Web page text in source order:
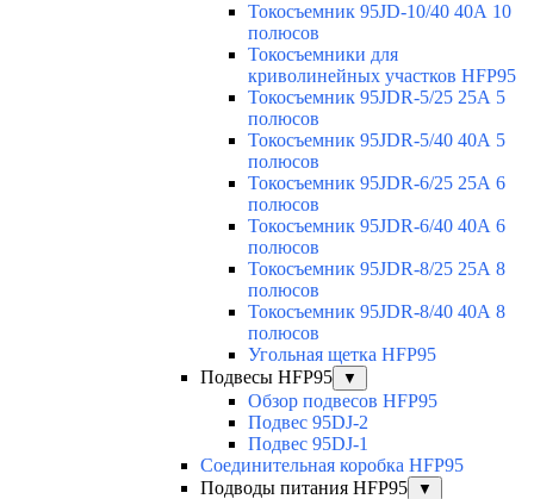
Токосъемник 95JD-10/40 40А 10
полюсов
Токосъемники для
криволинейных участков HFP95
Токосъемник 95JDR-5/25 25А 5
полюсов
Токосъемник 95JDR-5/40 40А 5
полюсов
Токосъемник 95JDR-6/25 25А 6
полюсов
Токосъемник 95JDR-6/40 40А 6
полюсов
Токосъемник 95JDR-8/25 25А 8
полюсов
Токосъемник 95JDR-8/40 40А 8
полюсов
Угольная щетка HFP95
Подвесы HFP95
▼
Обзор подвесов HFP95
Подвес 95DJ-2
Подвес 95DJ-1
Соединительная коробка HFP95
Подводы питания HFP95
▼